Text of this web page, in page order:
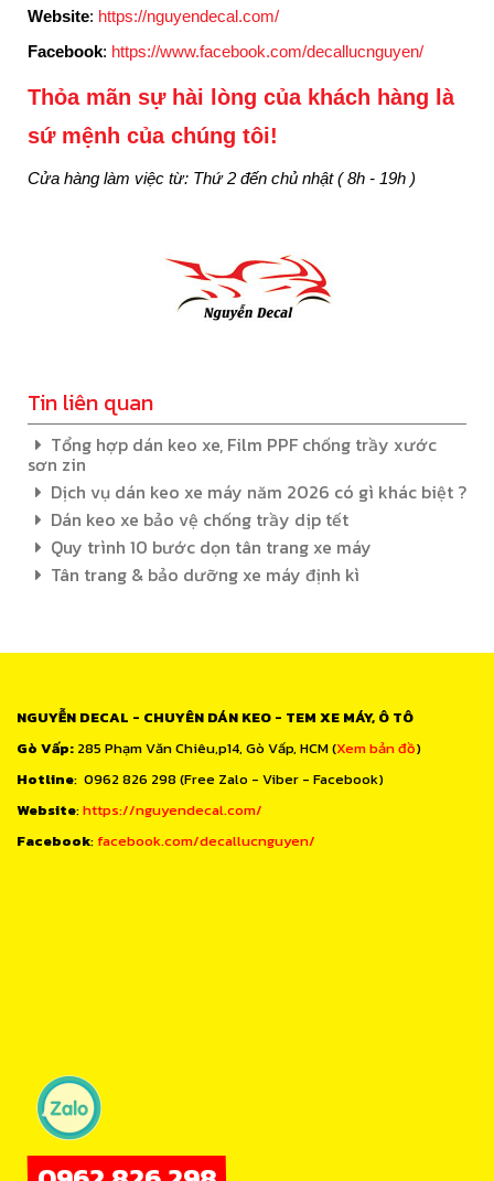
Website: https://nguyendecal.com/
Facebook: https://www.facebook.com/decallucnguyen/
Thỏa mãn sự hài lòng của khách hàng là
sứ mệnh của chúng tôi!
Cửa hàng làm việc từ: Thứ 2 đến chủ nhật ( 8h - 19h )
Tin liên quan
Tổng hợp dán keo xe, Film PPF chống trầy xước
sơn zin
Dịch vụ dán keo xe máy năm 2026 có gì khác biệt ?
Dán keo xe bảo vệ chống trầy dịp tết
Quy trình 10 bước dọn tân trang xe máy
Tân trang & bảo dưỡng xe máy định kì
NGUYỄN DECAL - CHUYÊN DÁN KEO - TEM XE MÁY, Ô TÔ
Gò Vấp: 285 Phạm Văn Chiêu,p14, Gò Vấp, HCM (Xem bản đồ)
Hotline: 0962 826 298 (Free Zalo - Viber - Facebook)
Website:https://nguyendecal.com/
Facebook: facebook.com/decallucnguyen/